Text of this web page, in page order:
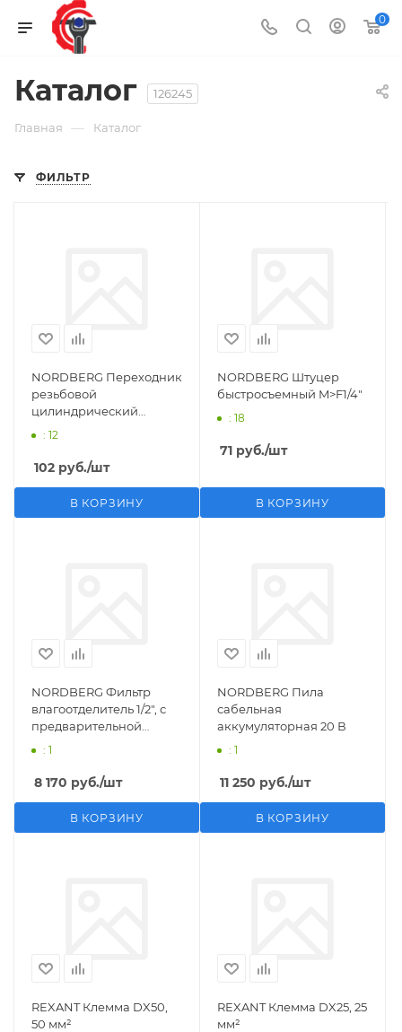
0
Каталог 126245
Главная — Каталог
ФИЛЬТР
NORDBERG Переходник
резьбовой
цилиндрический
M1/2">F1/4"
: 12
102 руб./шт
В КОРЗИНУ
NORDBERG Штуцер
быстросъемный M>F1/4"
: 18
71 руб./шт
В КОРЗИНУ
NORDBERG Фильтр
влагоотделитель 1/2", с
предварительной
фильтрацией
: 1
8 170 руб./шт
В КОРЗИНУ
NORDBERG Пила
сабельная
аккумуляторная 20 В
: 1
11 250 руб./шт
В КОРЗИНУ
REXANT Клемма DX50,
50 мм²
REXANT Клемма DX25, 25
мм²